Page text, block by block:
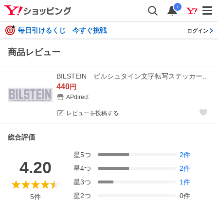
i
毎日引けるくじ 今すぐ挑戦 ログイン
商品レビュー
440円
APdirect
レビューを投稿する
総合評価
4.20
5件
星5つ 2件
星4つ 2件
星3つ 1件
星2つ 0件